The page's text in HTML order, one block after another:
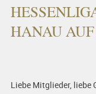
HANAU
Liebe Mitglieder, liebe